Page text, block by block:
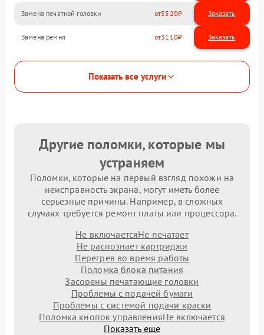
Замена печатной головки 5520
Замена ремня 3110
Показать все услуги
Другие поломки, которые мы
устраняем
Поломки, которые на первый взгляд похожи на
неисправность экрана, могут иметь более
серьезные причины. Например, в сложных
случаях требуется ремонт платы или процессора.
Не включаетсяНе печатает
Не распознает картриджи
Перегрев во время работы
Поломка блока питания
Засорены печатающие головки
Проблемы с подачей бумаги
Проблемы с системой подачи краски
Поломка кнопок управленияНе включается
Показать еще